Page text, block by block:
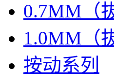
0.7MM（
1.0MM（
按动系列